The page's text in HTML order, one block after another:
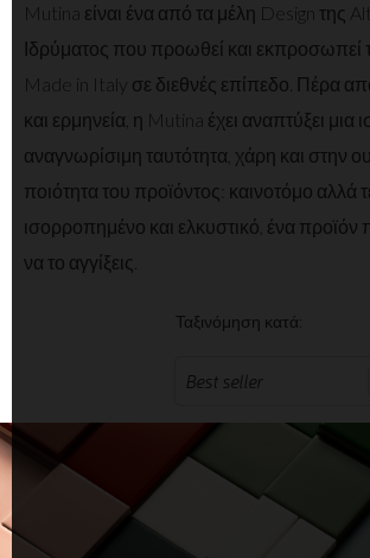
Mutina είναι ένα από τα μέλη Design της
Ιδρύματος που προωθεί και εκπροσωπεί
Made in Italy σε διεθνές επίπεδο. Πέρα
και ερμηνεία, η Mutina έχει αναπτύξει μια
αναγνωρίσιμη ταυτότητα, χάρη και στην
ποιότητα του προϊόντος: καινοτόμο αλλά
ισορροπημένο και ελκυστικό, ένα προϊόν
να το αγγίξεις.
Ταξινόμηση κατά: